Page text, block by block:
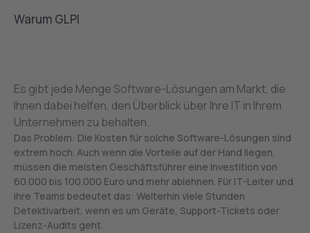
Warum GLPI
Es gibt jede Menge Software-Lösungen am Markt, die
Ihnen dabei helfen, den Überblick über Ihre IT in Ihrem
Unternehmen zu behalten.
Das Problem: Die Kosten für solche Software-Lösungen sind
extrem hoch. Auch wenn die Vorteile auf der Hand liegen,
müssen die meisten Geschäftsführer eine Investition von
60.000 bis 100.000 Euro und mehr ablehnen. Für IT-Leiter und
ihre Teams bedeutet das: Weiterhin viele Stunden
Detektivarbeit, wenn es um Geräte, Support-Tickets oder
Lizenz-Audits geht.